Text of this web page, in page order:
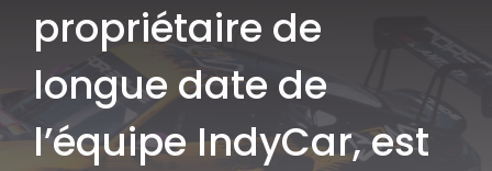
propriétaire de
longue date de
l’équipe IndyCar, est